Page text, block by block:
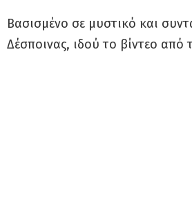
Βασισμένο σε μυστικό και
Δέσποινας, ιδού το βίντεο από